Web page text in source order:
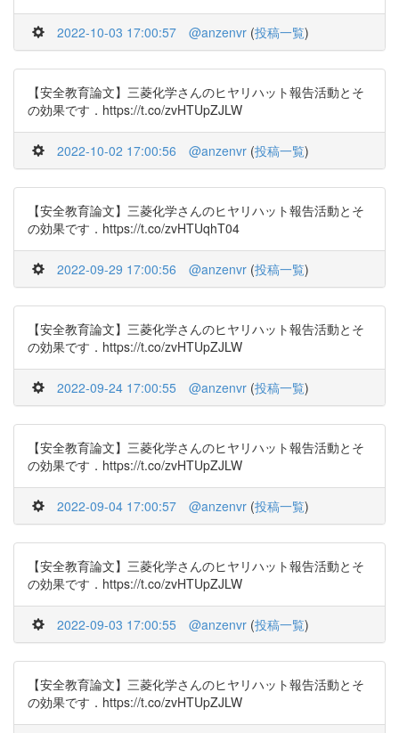
2022-10-03 17:00:57 @anzenvr (投稿一覧)
【安全教育論文】三菱化学さんのヒヤリハット報告活動とそ
の効果です．https://t.co/zvHTUpZJLW
2022-10-02 17:00:56 @anzenvr (投稿一覧)
【安全教育論文】三菱化学さんのヒヤリハット報告活動とそ
の効果です．https://t.co/zvHTUqhT04
2022-09-29 17:00:56 @anzenvr (投稿一覧)
【安全教育論文】三菱化学さんのヒヤリハット報告活動とそ
の効果です．https://t.co/zvHTUpZJLW
2022-09-24 17:00:55 @anzenvr (投稿一覧)
【安全教育論文】三菱化学さんのヒヤリハット報告活動とそ
の効果です．https://t.co/zvHTUpZJLW
2022-09-04 17:00:57 @anzenvr (投稿一覧)
【安全教育論文】三菱化学さんのヒヤリハット報告活動とそ
の効果です．https://t.co/zvHTUpZJLW
2022-09-03 17:00:55 @anzenvr (投稿一覧)
【安全教育論文】三菱化学さんのヒヤリハット報告活動とそ
の効果です．https://t.co/zvHTUpZJLW